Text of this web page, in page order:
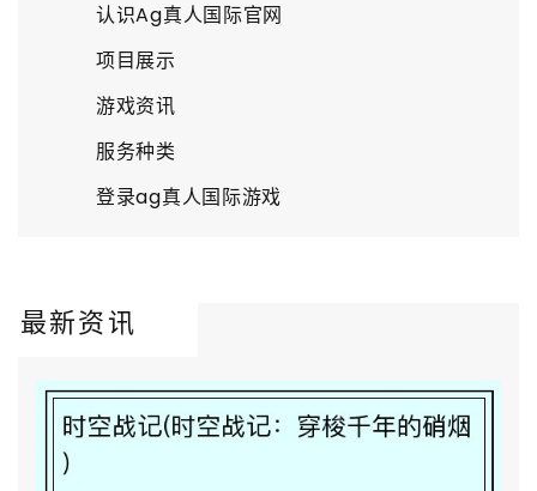
认识Ag真人国际官网
项目展示
游戏资讯
服务种类
登录ag真人国际游戏
最新资讯